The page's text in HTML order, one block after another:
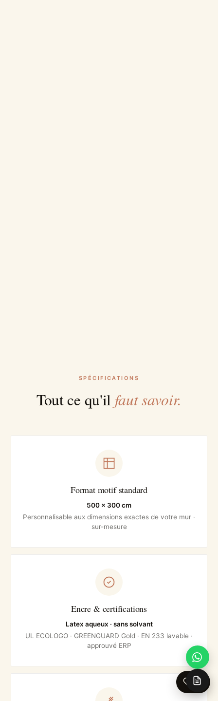
SPÉCIFICATIONS
Tout ce qu'il faut savoir.
Format motif standard
500 × 300 cm
Personnalisable aux dimensions exactes de votre mur ·
sur-mesure
Encre & certifications
Latex aqueux · sans solvant
UL ECOLOGO · GREENGUARD Gold · EN 233 lavable ·
approuvé ERP
0